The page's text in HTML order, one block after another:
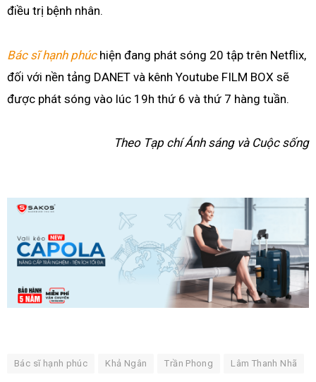
điều trị bệnh nhân.
Bác sĩ hạnh phúchiện đang phát sóng 20 tập trên Netflix,
đối với nền tảng DANET và kênh Youtube FILM BOX sẽ
được phát sóng vào lúc 19h thứ 6 và thứ 7 hàng tuần.
Theo Tạp chí Ánh sáng và Cuộc sống
Bác sĩ hạnh phúc Khả Ngân Trần Phong Lâm Thanh Nhã